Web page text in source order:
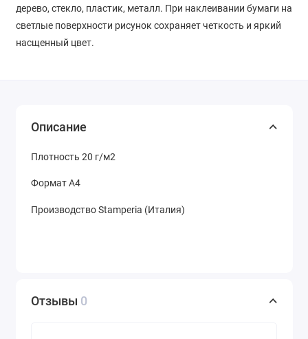
дерево, стекло, пластик, металл. При наклеивании бумаги на
светлые поверхности рисунок сохраняет четкость и яркий
насщенный цвет.
Описание
Плотность 20 г/м2
Формат А4
Производство Stamperia (Италия)
Отзывы 0